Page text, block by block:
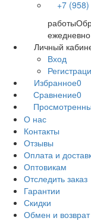
+7
работы
Личный
Вход
Избранное0
Сравнение0
О нас
Контакты
Отзывы
Оплата и
Оптовикам
Отследить заказ
Гарантии
Скидки
Обмен и возврат